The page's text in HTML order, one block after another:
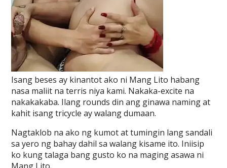
Isang beses ay kinantot ako ni Mang Lito habang
nasa maliit na terris niya kami. Nakaka-excite na
nakakakaba. Ilang rounds din ang ginawa naming at
kahit isang tricycle ay walang dumaan.
Nagtaklob na ako ng kumot at tumingin lang sandali
sa yero ng bahay dahil sa walang kisame ito. Iniisip
ko kung talaga bang gusto ko na maging asawa ni